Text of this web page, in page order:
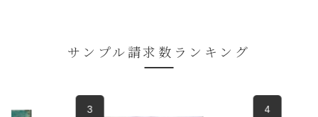
サンプル請求数ランキング
3 4